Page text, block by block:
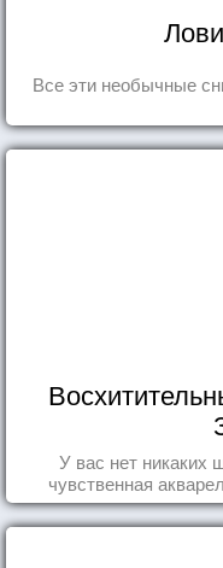
Все эти необычные
У вас нет никаких
чувственная